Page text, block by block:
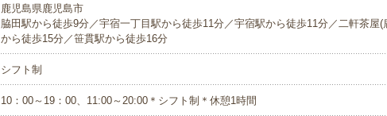
鹿児島県鹿児島市
脇田駅から徒歩9分／宇宿一丁目駅から徒歩11分／宇宿駅から徒歩11分／二軒茶屋(
から徒歩15分／笹貫駅から徒歩16分
シフト制
10：00～19：00、11:00～20:00＊シフト制＊休憩1時間